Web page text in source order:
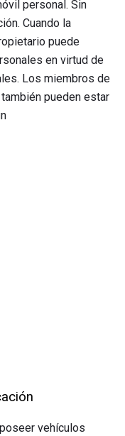
personal. Sin
Cuando la
puede
en virtud de
Los miembros de
pueden estar
vehículos